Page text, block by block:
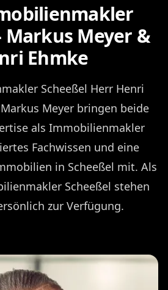
Markus Meyer &
Ehmke
Scheeßel Herr Henri
Meyer bringen beide
als Immobilienmakler
Fachwissen und eine
in Scheeßel mit. Als
Scheeßel stehen
zur Verfügung.